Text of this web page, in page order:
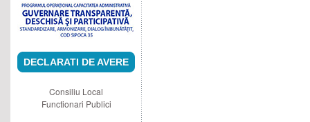
DECLARATI DE AVERE
Consiliu Local
Functionari Publici